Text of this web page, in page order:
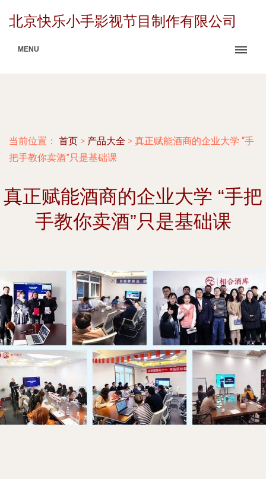
北京快乐小手影视节目制作有限公司
MENU
当前位置： 首页 > 产品大全 > 真正赋能酒商的企业大学 “手
把手教你卖酒”只是基础课
真正赋能酒商的企业大学 “手把
手教你卖酒”只是基础课